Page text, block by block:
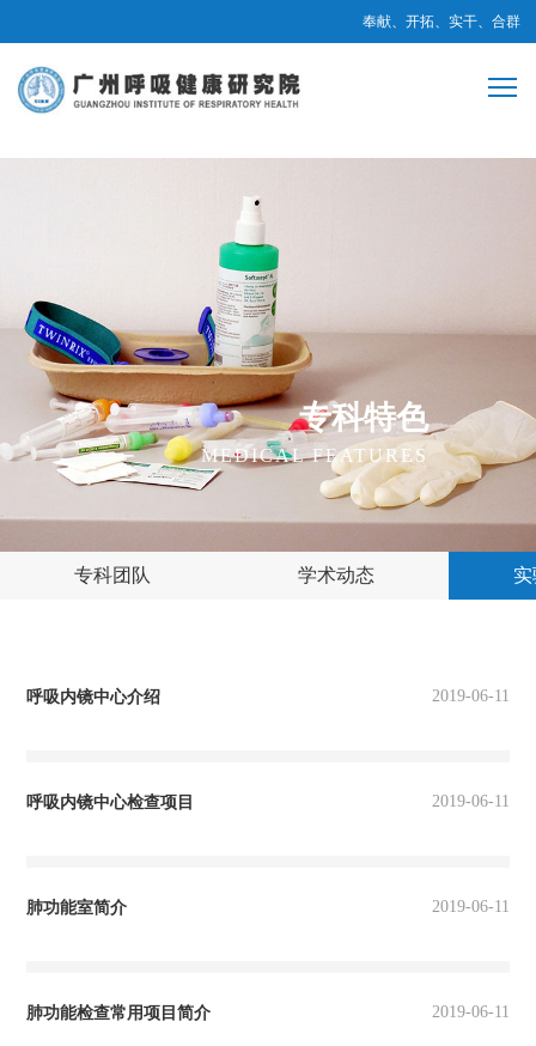
奉献、开拓、实干、合群
专科特色
MEDICAL FEATURES
专科团队 学术动态
呼吸内镜中心介绍 2019-06-11
呼吸内镜中心检查项目 2019-06-11
肺功能室简介 2019-06-11
肺功能检查常用项目简介 2019-06-11